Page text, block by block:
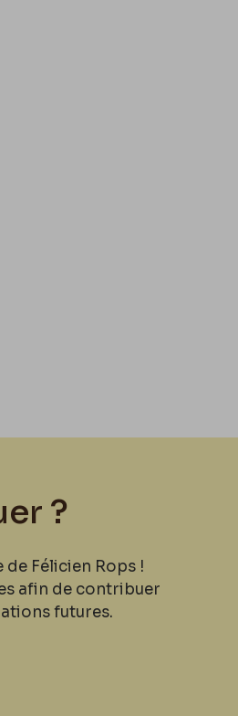
?
Félicien Rops !
afin de contribuer
futures.